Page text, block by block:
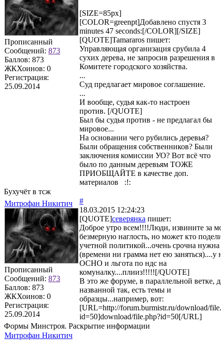
Прописанный
Сообщений: 873
Баллов: 873
ЖКХоинов: 0
Регистрация:
25.09.2014
[SIZE=85px]
[COLOR=greenpt]Добавлено спустя 3
minutes 47 seconds:[/COLOR][/SIZE]
[QUOTE]Tamararos пишет:
Управляющая организация срубила 4
сухих дерева, не запросив разрешения в
Комитете городского хозяйства.
...
Суд предлагает мировое соглашение.
...
И вообще, судья как-то настроен
против. [/QUOTE]
Был бы судья против - не предлагал бы
мировое...
На основании чего рубились деревья?
Были обращения собственников? Были
заключения комиссии УО? Вот всё что
было по данным деревьям ТОЖЕ
ПРИОБЩАЙТЕ в качестве доп.
материалов :!:
Бухучёт в тсж
Митрофан Никитич
Прописанный
Сообщений: 873
Баллов: 873
ЖКХоинов: 0
Регистрация:
25.09.2014
#
18.03.2015 12:24:23
[QUOTE]северянка пишет:
Доброе утро всем!!!!Люди, извините за
безмерную наглость, но может кто
учетной политикой...очень срочна нужна
(времени ни грамма нет ею заняться)....у
ОСНО и льгота по ндс на
комуналку....плииз!!!!![/QUOTE]
В это же форуме, в параллельной ветке,
названной так, есть темы и
образцы...например, вот:
[URL=http://forum.burmistr.ru/download/
id=50]download/file.php?id=50[/URL]
Формы Минстроя. Раскрытие информации
Митрофан Никитич